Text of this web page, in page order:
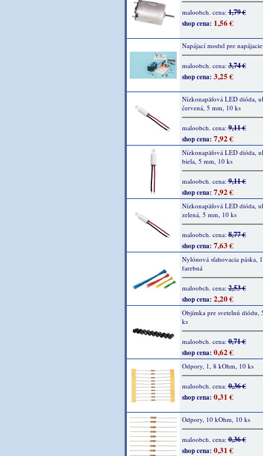
maloobch. cena:1,79 €
shop cena: 1,56 €
Napájací modul pre
maloobch. cena:3,74 €
shop cena: 3,25 €
Nízkonapäťová LED dióda,
červená, 5 mm, 10 ks
maloobch. cena:9,11 €
shop cena: 7,92 €
Nízkonapäťová LED dióda,
biela, 5 mm, 10 ks
maloobch. cena:9,11 €
shop cena: 7,92 €
Nízkonapäťová LED dióda,
zelená, 5 mm, 10 ks
maloobch. cena:8,77 €
shop cena: 7,63 €
Nylónová sťahovacia páska,
farebná
maloobch. cena:2,53 €
shop cena: 2,20 €
Objímka pre svetelnú diódu,
ks
maloobch. cena:0,71 €
shop cena: 0,62 €
Odpory, 1, 8 kOhm, 10 ks
maloobch. cena:0,36 €
shop cena: 0,31 €
Odpory, 10 kOhm, 10 ks
maloobch. cena:0,36 €
shop cena: 0,31 €